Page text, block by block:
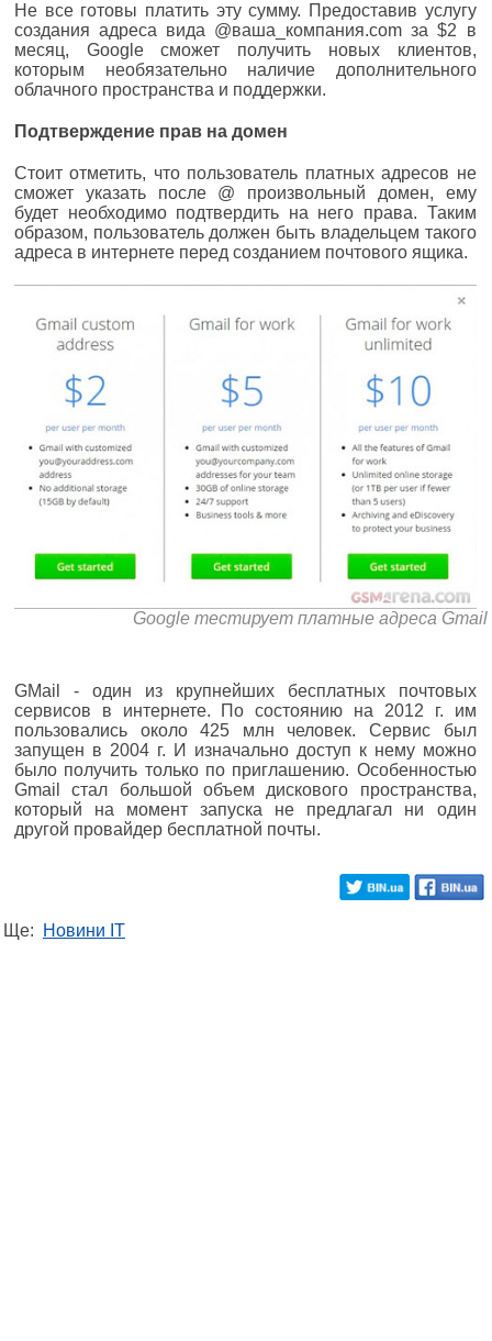
Не все готовы платить эту сумму. Предоставив услугу
создания адреса вида @ваша_компания.com за $2 в
месяц, Google сможет получить новых клиентов,
которым необязательно наличие дополнительного
облачного пространства и поддержки.
Подтверждение прав на домен
Стоит отметить, что пользователь платных адресов не
сможет указать после @ произвольный домен, ему
будет необходимо подтвердить на него права. Таким
образом, пользователь должен быть владельцем такого
адреса в интернете перед созданием почтового ящика.
Google тестирует платные адреса Gmail
GMail - один из крупнейших бесплатных почтовых
сервисов в интернете. По состоянию на 2012 г. им
пользовались около 425 млн человек. Сервис был
запущен в 2004 г. И изначально доступ к нему можно
было получить только по приглашению. Особенностью
Gmail стал большой объем дискового пространства,
который на момент запуска не предлагал ни один
другой провайдер бесплатной почты.
Ще: Новини IT